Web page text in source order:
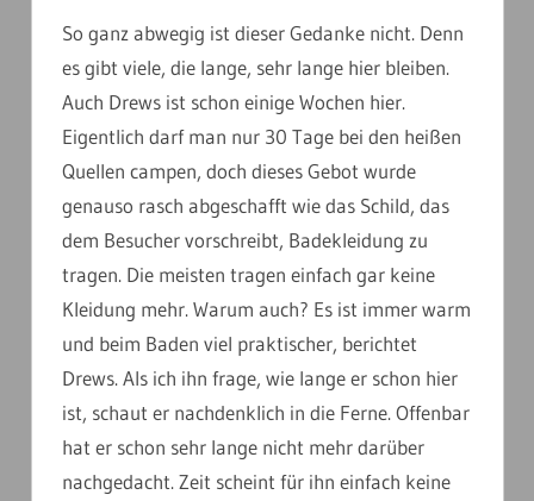
So ganz abwegig ist dieser Gedanke nicht. Denn
es gibt viele, die lange, sehr lange hier bleiben.
Auch Drews ist schon einige Wochen hier.
Eigentlich darf man nur 30 Tage bei den heißen
Quellen campen, doch dieses Gebot wurde
genauso rasch abgeschafft wie das Schild, das
dem Besucher vorschreibt, Badekleidung zu
tragen. Die meisten tragen einfach gar keine
Kleidung mehr. Warum auch? Es ist immer warm
und beim Baden viel praktischer, berichtet
Drews. Als ich ihn frage, wie lange er schon hier
ist, schaut er nachdenklich in die Ferne. Offenbar
hat er schon sehr lange nicht mehr darüber
nachgedacht. Zeit scheint für ihn einfach keine